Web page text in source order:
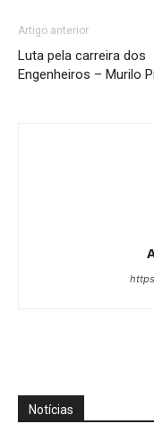
Artigo anterior
Luta pela carreira dos
Engenheiros – Murilo
Notícias